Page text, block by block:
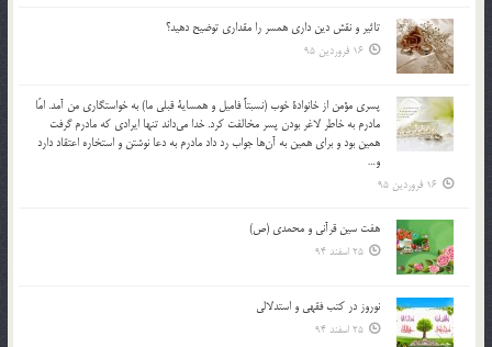
تاثير و نقش دين داري همسر را مقداري توضيح دهيد؟
16 فروردین 95
پسري مؤمن از خانوادة خوب (نسبتاً فاميل و همساية قبلي ما) به خواستگاري من آمد. امّا
مادرم به خاطر لاغر بودن پسر مخالفت كرد. خدا مي‌داند تنها ايرادي كه مادرم گرفت
همين بود و براي همين به آن‌ها جواب رد داد مادرم به دعا نوشتن و استخاره اعتقاد دارد
و…
16 فروردین 95
هفت سین قرآنی و محمدی (ص)
25 اسفند 94
نوروز در كتب فقهى و استدلالى‏
25 اسفند 94